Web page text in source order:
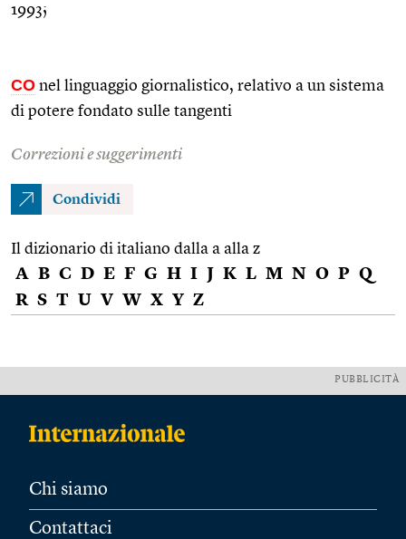
1993;
CO nel linguaggio giornalistico, relativo a un sistema
di potere fondato sulle tangenti
Correzioni e suggerimenti
Condividi
Il dizionario di italiano dalla a alla z
A B C D E F G H I J K L M N O P Q
R S T U V W X Y Z
PUBBLICITÀ
Chi siamo
Contattaci